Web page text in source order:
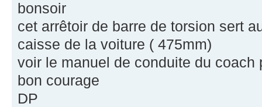
bonsoir
cet arrêtoir de barre de torsion sert
caisse de la voiture ( 475mm)
voir le manuel de conduite du coach
bon courage
DP